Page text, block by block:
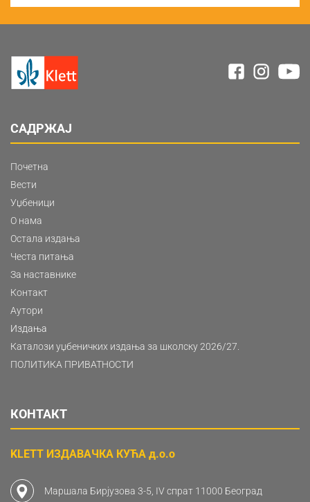
САДРЖАЈ
Почетна
Вести
Уџбеници
О нама
Остала издања
Честа питања
За наставнике
Контакт
Аутори
Издања
Каталози уџбеничких издања за школску 2026/27.
ПОЛИТИКА ПРИВАТНОСТИ
КОНТАКТ
KLETT ИЗДАВАЧКА КУЋА д.о.о
Маршала Бирјузова 3-5, IV спрат 11000 Београд